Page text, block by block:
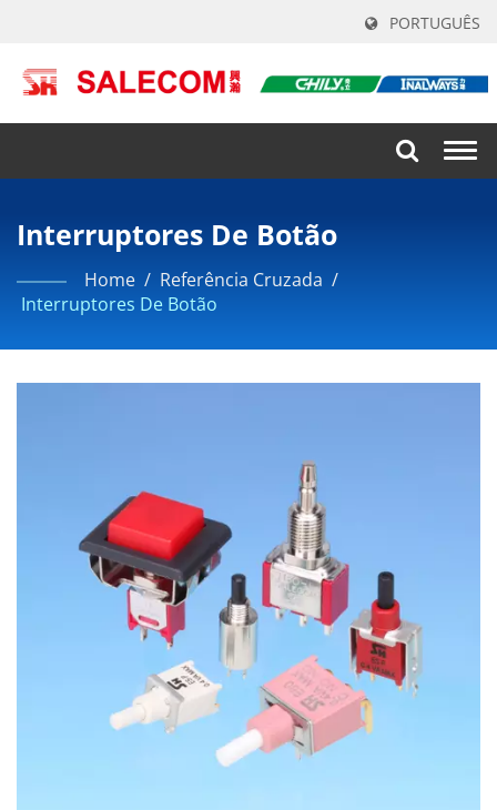
PORTUGUÊS
Interruptores De Botão
Home / Referência Cruzada /
Interruptores De Botão